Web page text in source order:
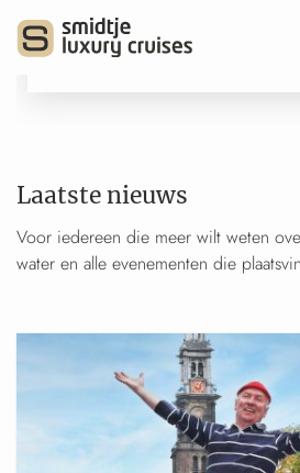
Laatste nieuws
Voor iedereen die meer wilt weten
water en alle evenementen die